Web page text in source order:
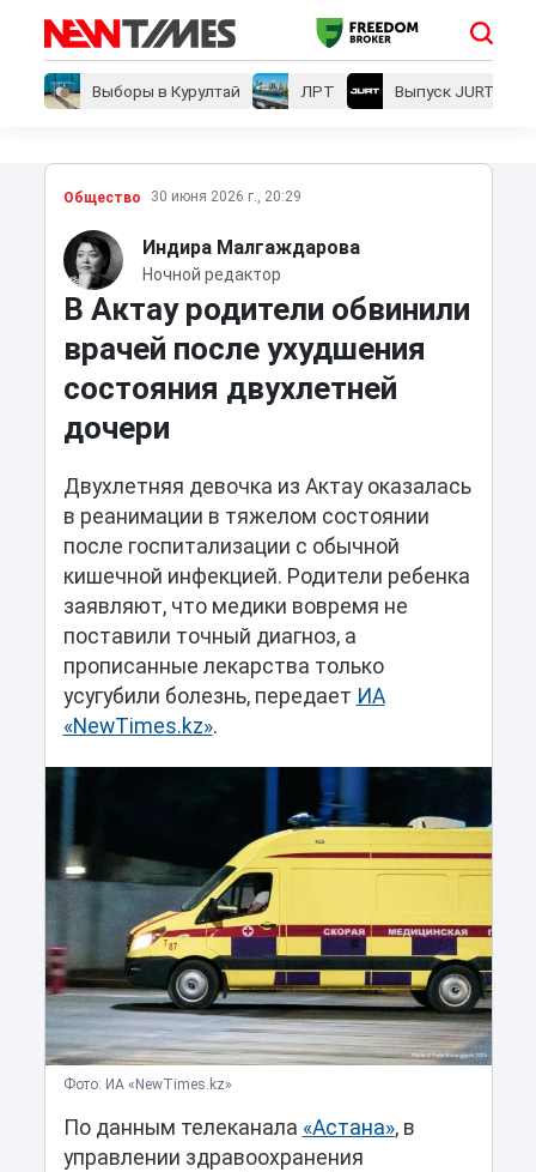
Выборы в Курултай ЛРТ Выпуск JURT
Общество 30 июня 2026 г., 20:29
Индира Малгаждарова
Ночной редактор
В Актау родители обвинили
врачей после ухудшения
состояния двухлетней
дочери
Двухлетняя девочка из Актау оказалась
в реанимации в тяжелом состоянии
после госпитализации с обычной
кишечной инфекцией. Родители ребенка
заявляют, что медики вовремя не
поставили точный диагноз, а
прописанные лекарства только
усугубили болезнь, передает ИА
«NewTimes.kz».
Фото: ИА «NewTimes.kz»
По данным телеканала «Астана», в
управлении здравоохранения